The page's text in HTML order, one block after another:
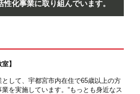
性化事業に取り組んでいます。
】
して、宇都宮市内在住で65歳以上の方
を実施しています。“もっとも身近なス